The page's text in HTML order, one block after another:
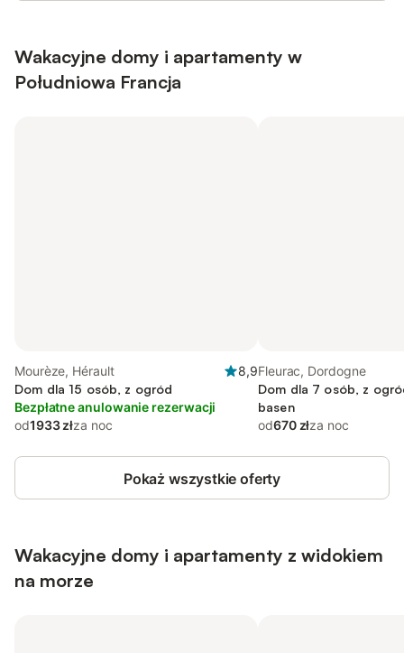
Wakacyjne domy i apartamenty w
Południowa Francja
Mourèze, Hérault
8,9
Dom dla 15 osób, z ogród
Bezpłatne anulowanie rezerwacji
od1933 złza noc
Fleurac, Dordogne
Dom dla 7 osób, z
basen
od670 złza noc
Pokaż wszystkie oferty
Wakacyjne domy i apartamenty z widokiem
na morze